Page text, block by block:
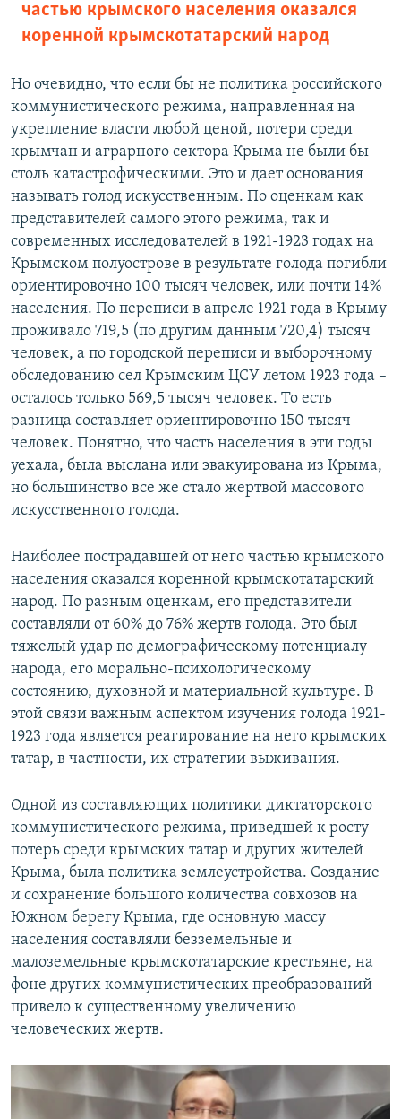
частью крымского населения оказался
коренной крымскотатарский народ
Но очевидно, что если бы не политика российского
коммунистического режима, направленная на
укрепление власти любой ценой, потери среди
крымчан и аграрного сектора Крыма не были бы
столь катастрофическими. Это и дает основания
называть голод искусственным. По оценкам как
представителей самого этого режима, так и
современных исследователей в 1921-1923 годах на
Крымском полуострове в результате голода погибли
ориентировочно 100 тысяч человек, или почти 14%
населения. По переписи в апреле 1921 года в Крыму
проживало 719,5 (по другим данным 720,4) тысяч
человек, а по городской переписи и выборочному
обследованию сел Крымским ЦСУ летом 1923 года –
осталось только 569,5 тысяч человек. То есть
разница составляет ориентировочно 150 тысяч
человек. Понятно, что часть населения в эти годы
уехала, была выслана или эвакуирована из Крыма,
но большинство все же стало жертвой массового
искусственного голода.
Наиболее пострадавшей от него частью крымского
населения оказался коренной крымскотатарский
народ. По разным оценкам, его представители
составляли от 60% до 76% жертв голода. Это был
тяжелый удар по демографическому потенциалу
народа, его морально-психологическому
состоянию, духовной и материальной культуре. В
этой связи важным аспектом изучения голода 1921-
1923 года является реагирование на него крымских
татар, в частности, их стратегии выживания.
Одной из составляющих политики диктаторского
коммунистического режима, приведшей к росту
потерь среди крымских татар и других жителей
Крыма, была политика землеустройства. Создание
и сохранение большого количества совхозов на
Южном берегу Крыма, где основную массу
населения составляли безземельные и
малоземельные крымскотатарские крестьяне, на
фоне других коммунистических преобразований
привело к существенному увеличению
человеческих жертв.